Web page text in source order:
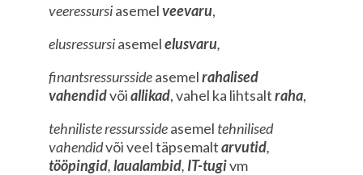
veeressursiasemelveevaru,
elusressursiasemelelusvaru,
finantsressurssideasemelrahalised
vahendidvõiallikad, vahel ka lihtsaltraha,
tehniliste ressurssideasemel tehnilised
vahendidvõi veel täpsemaltarvutid,
tööpingid,laualambid, IT-tugivm